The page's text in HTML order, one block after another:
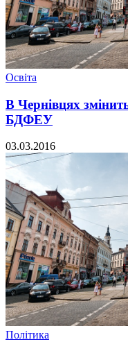
Освіта
В Чернівцях
БДФЕУ
03.03.2016
Політика